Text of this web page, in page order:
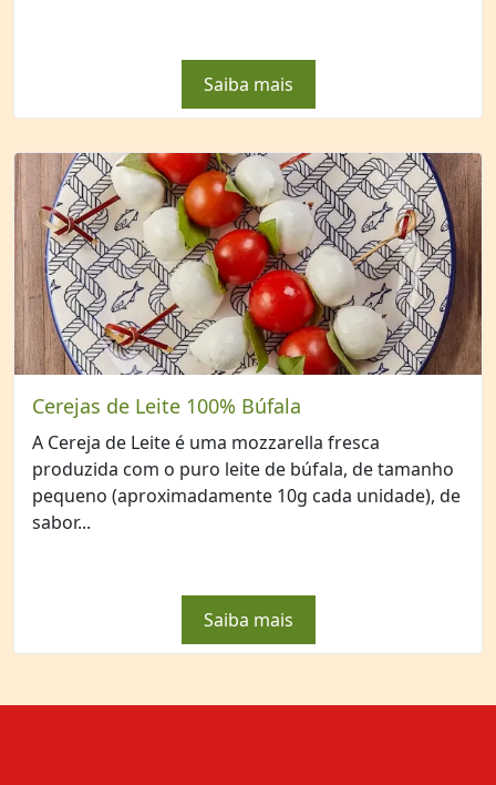
Saiba mais
Cerejas de Leite 100% Búfala
A Cereja de Leite é uma mozzarella fresca
produzida com o puro leite de búfala, de tamanho
pequeno (aproximadamente 10g cada unidade), de
sabor...
Saiba mais